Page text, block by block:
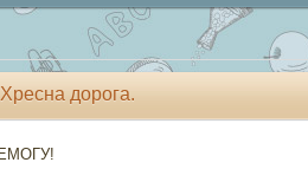
Хресна дорога.